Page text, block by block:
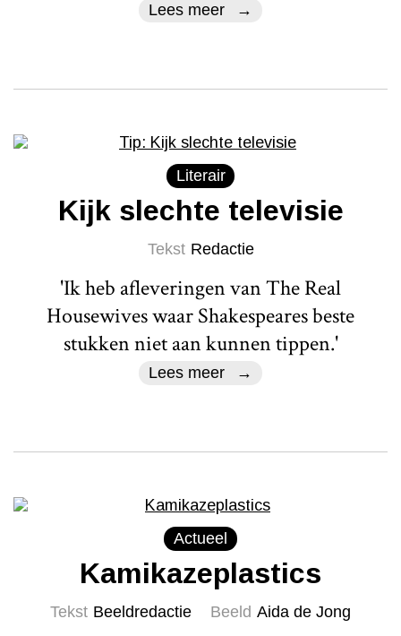
Lees meer
Literair
Kijk slechte televisie
Tekst Redactie
'Ik heb afleveringen van The Real
Housewives waar Shakespeares beste
stukken niet aan kunnen tippen.'
Lees meer
Actueel
Kamikazeplastics
Tekst Beeldredactie Beeld Aida de Jong